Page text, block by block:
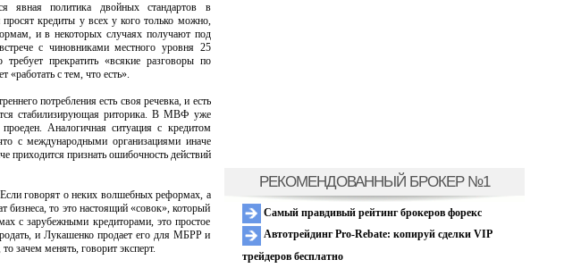
явная политика двойных стандартов в
просят кредиты у всех у кого только можно,
и в некоторых случаях получают под
с чиновниками местного уровня 25
прекратить «всякие разговоры по
«работать с тем, что есть».
потребления есть своя речевка, и есть
стабилизирующая риторика. В МВФ уже
Аналогичная ситуация с кредитом
с международными организациями иначе
приходится признать ошибочность действий
говорят о неких волшебных реформах, а
бизнеса, то это настоящий «совок», который
с зарубежными кредиторами, это простое
и Лукашенко продает его для МБРР и
зачем менять, говорит эксперт.
РЕКОМЕНДОВАННЫЙ БРОКЕР №1
Самый правдивый рейтинг брокеров форекс
Автотрейдинг Pro-Rebate: копируй сделки VIP
трейдеров бесплатно